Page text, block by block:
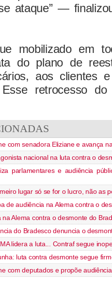
ataque” —
mobilizado em
do plano de
aos clientes
retrocesso
com senadora Eliziane e avança
nacional na luta contra o
parlamentares e audiência
lugar só se for o lucro, não as
de audiência na Alema contra o
na Alema contra o desmonte do
do Bradesco denuncia o
lidera a luta... Contraf segue
luta contra desmonte segue
com deputados e propõe